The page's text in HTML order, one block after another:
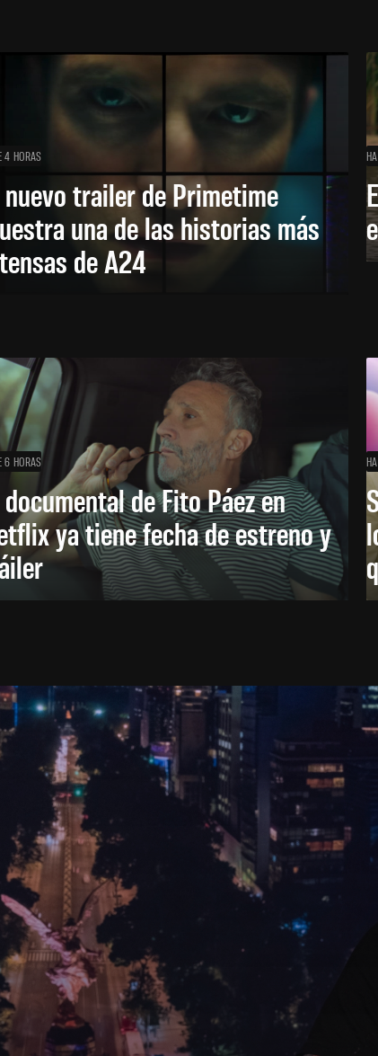
4 HORAS
nuevo trailer de Primetime
una de las historias más
de A24
6 HORAS
de Fito Páez en
ya tiene fecha de estreno y